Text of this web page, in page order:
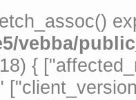
vebba/
{